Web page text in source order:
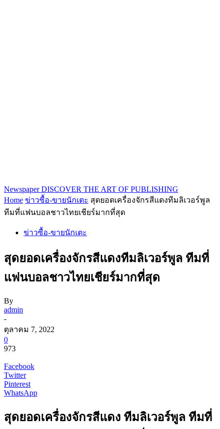
Newspaper DISCOVER THE ART OF PUBLISHING
Home ข่าวซื้อ-ขายนักเตะ สุดยอดเครื่องจักรสีแดงทีมลิเวอร์พูล
ทีมที่แฟนบอลชาวไทยเชียร์มากที่สุด
ข่าวซื้อ-ขายนักเตะ
สุดยอดเครื่องจักรสีแดงทีมลิเวอร์พูล ทีมที่
แฟนบอลชาวไทยเชียร์มากที่สุด
By
admin
-
ตุลาคม 7, 2022
0
973
Facebook
Twitter
Pinterest
WhatsApp
สุดยอดเครื่องจักรสีแดง ทีมลิเวอร์พูล ทีมที่